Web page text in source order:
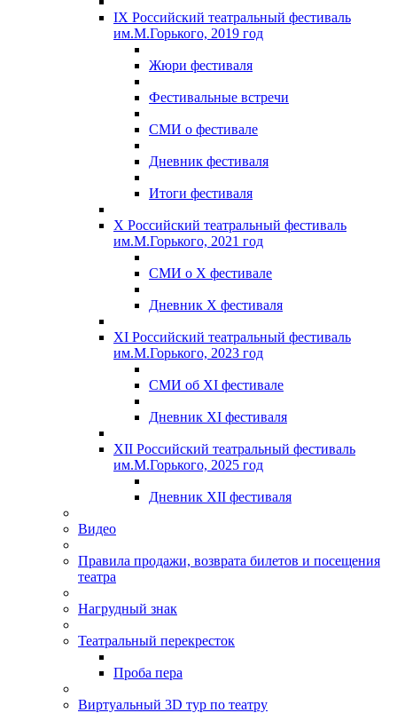
IX Российский театральный фестиваль
им.М.Горького, 2019 год
Жюри фестиваля
Фестивальные встречи
СМИ о фестивале
Дневник фестиваля
Итоги фестиваля
X Российский театральный фестиваль
им.М.Горького, 2021 год
СМИ о X фестивале
Дневник X фестиваля
XI Российский театральный фестиваль
им.М.Горького, 2023 год
СМИ об XI фестивале
Дневник XI фестиваля
XII Российский театральный фестиваль
им.М.Горького, 2025 год
Дневник XII фестиваля
Видео
Правила продажи, возврата билетов и посещения
театра
Нагрудный знак
Театральный перекресток
Проба пера
Виртуальный 3D тур по театру